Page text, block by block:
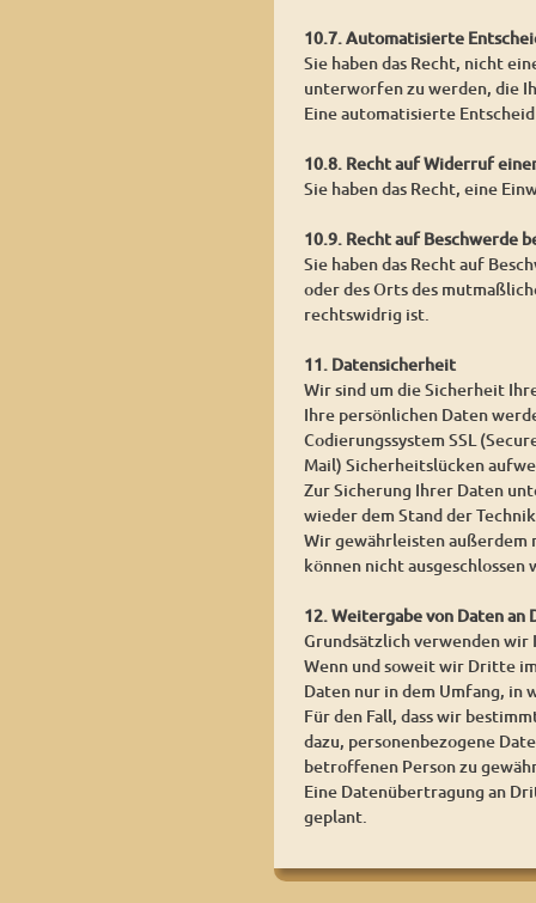
10.7. Automatisierte
Sie haben das Recht, nicht
unterworfen zu werden, die
Eine automatisierte
10.8. Recht auf Widerruf
Sie haben das Recht, eine
10.9. Recht auf Beschwerde
Sie haben das Recht auf
oder des Orts des
rechtswidrig ist.
11. Datensicherheit
Wir sind um die Sicherheit
Ihre persönlichen Daten
Codierungssystem SSL
Mail) Sicherheitslücken
Zur Sicherung Ihrer Daten
wieder dem Stand der
Wir gewährleisten außerdem
können nicht
12. Weitergabe von Daten
Grundsätzlich verwenden wir
Wenn und soweit wir Dritte
Daten nur in dem Umfang,
Für den Fall, dass wir
dazu, personenbezogene
betroffenen Person zu
Eine Datenübertragung an
geplant.